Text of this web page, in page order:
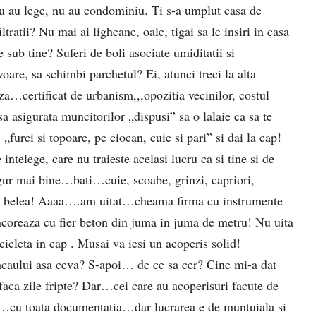
lege, nu au condominiu. Ti s-a umplut casa de
Nu mai ai ligheane, oale, tigai sa le insiri in casa
sub tine? Suferi de boli asociate umiditatii si
sa schimbi parchetul? Ei, atunci treci la alta
de urbanism,,,opozitia vecinilor, costul
asigurata muncitorilor „dispusi” sa o lalaie ca sa te
si topoare, pe ciocan, cuie si pari” si dai la cap!
care nu traieste acelasi lucru ca si tine si de
mai bine…bati…cuie, scoabe, grinzi, capriori,
belea! Aaaa….am uitat…cheama firma cu instrumente
cu fier beton din juma in juma de metru! Nu uita
in cap . Musai va iesi un acoperis solid!
asa ceva? S-apoi… de ce sa cer? Cine mi-a dat
zile fripte? Dar…cei care au acoperisuri facute de
toata documentatia…dar lucrarea e de muntuiala si